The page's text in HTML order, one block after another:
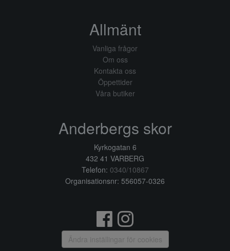
Allmänt
Vanliga frågor
Om oss
Kontakta oss
Öppettider
Våra butiker
Anderbergs skor
Kyrkogatan 6
432 41 VARBERG
Telefon: 0340/10867
Organisationsnr: 556057-0326
Ändra inställingar för cookies